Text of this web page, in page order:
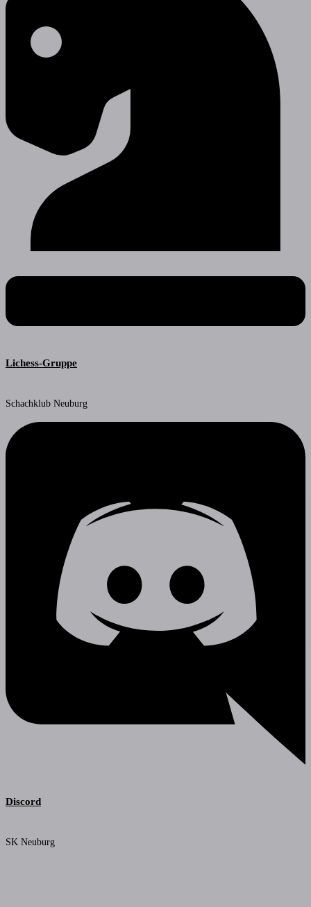
Lichess-Gruppe
Schachklub Neuburg
Discord
SK Neuburg